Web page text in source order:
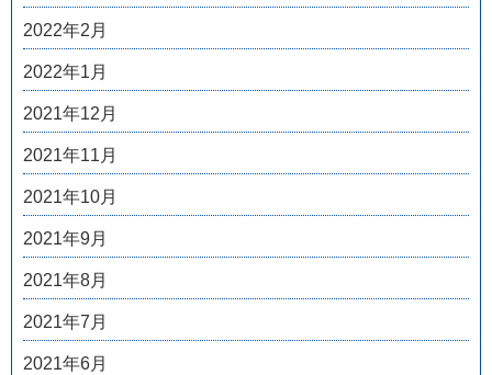
2022年2月
2022年1月
2021年12月
2021年11月
2021年10月
2021年9月
2021年8月
2021年7月
2021年6月